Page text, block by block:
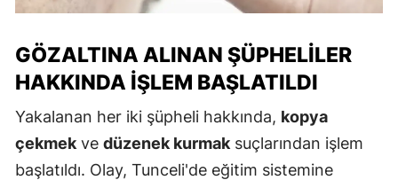
GÖZALTINA ALINAN ŞÜPHELILER
HAKKINDA İŞLEM BAŞLATILDI
Yakalanan her iki şüpheli hakkında, kopya
çekmek ve düzenek kurmak suçlarından işlem
başlatıldı. Olay, Tunceli'de eğitim sistemine